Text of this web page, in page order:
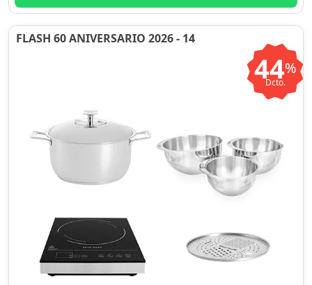
FLASH 60 ANIVERSARIO 2026 - 14
44%
Dcto.